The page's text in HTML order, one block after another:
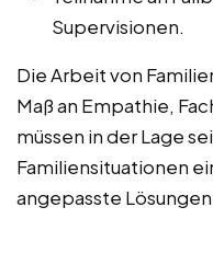
Supervisionen.
Die Arbeit von
Maß an Empathie,
müssen in der Lage
Familiensituationen
angepasste